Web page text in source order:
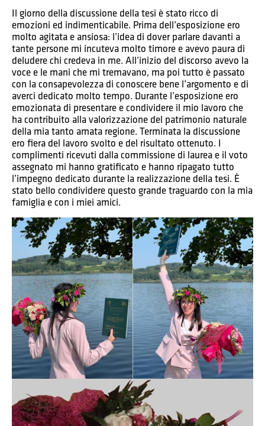
Il giorno della discussione della tesi è stato ricco di
emozioni ed indimenticabile. Prima dell’esposizione ero
molto agitata e ansiosa: l’idea di dover parlare davanti a
tante persone mi incuteva molto timore e avevo paura di
deludere chi credeva in me. All’inizio del discorso avevo la
voce e le mani che mi tremavano, ma poi tutto è passato
con la consapevolezza di conoscere bene l’argomento e di
averci dedicato molto tempo. Durante l’esposizione ero
emozionata di presentare e condividere il mio lavoro che
ha contribuito alla valorizzazione del patrimonio naturale
della mia tanto amata regione. Terminata la discussione
ero fiera del lavoro svolto e del risultato ottenuto. I
complimenti ricevuti dalla commissione di laurea e il voto
assegnato mi hanno gratificato e hanno ripagato tutto
l’impegno dedicato durante la realizzazione della tesi. È
stato bello condividere questo grande traguardo con la mia
famiglia e con i miei amici.